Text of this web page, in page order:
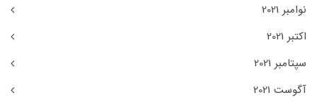
نوامبر 2021
اکتبر 2021
سپتامبر 2021
آگوست 2021